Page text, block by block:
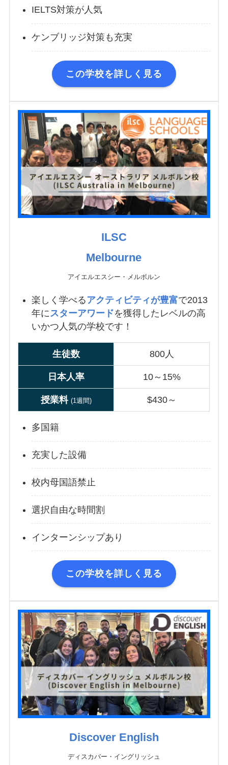
IELTS対策が人気
ケンブリッジ対策も充実
この学校を詳しく見る
ILSC
Melbourne
アイエルエスシー・メルボルン
楽しく学べるアクティビティが豊富で2013
年にスターアワードを獲得したレベルの高
いかつ人気の学校です！
生徒数 800人
日本人率 10～15%
授業料 (1週間) $430～
多国籍
充実した設備
校内母国語禁止
選択自由な時間割
インターンシップあり
この学校を詳しく見る
Discover English
ディスカバー・イングリッシュ